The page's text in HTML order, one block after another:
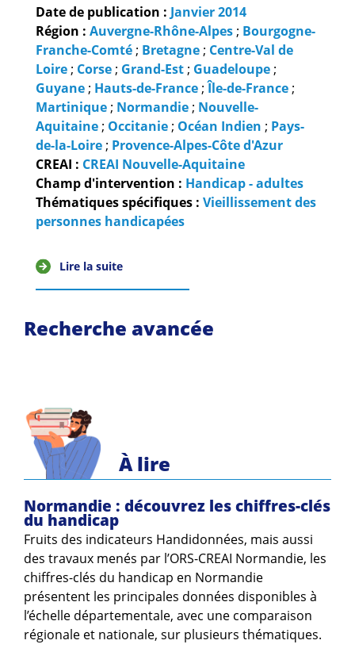
Date de publication : Janvier2014
Région : Auvergne-Rhône-Alpes ; Bourgogne-
Franche-Comté ; Bretagne ; Centre-Val de
Loire ; Corse ; Grand-Est ; Guadeloupe ;
Guyane ; Hauts-de-France ;Île-de-France ;
Martinique ; Normandie ; Nouvelle-
Aquitaine ; Occitanie ; Océan Indien ; Pays-
de-la-Loire ; Provence-Alpes-Côte d'Azur
CREAI : CREAI Nouvelle-Aquitaine
Champ d'intervention : Handicap - adultes
Thématiques spécifiques : Vieillissement des
personnes handicapées
Lire la suite
Recherche avancée
À lire
Normandie : découvrez les chiffres-clés
du handicap
Fruits des indicateurs Handidonnées, mais aussi
des travaux menés par l’ORS-CREAI Normandie, les
chiffres-clés du handicap en Normandie
présentent les principales données disponibles à
l’échelle départementale, avec une comparaison
régionale et nationale, sur plusieurs thématiques.